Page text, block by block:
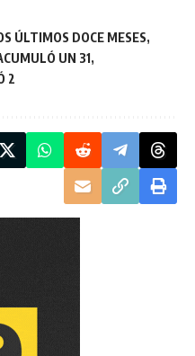
ÚLTIMOS DOCE MESES
UN 31
2